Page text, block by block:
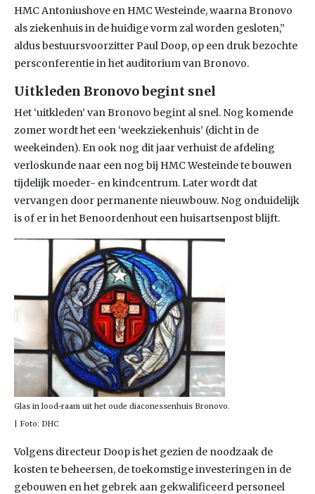
HMC Antoniushove en HMC Westeinde, waarna Bronovo
als ziekenhuis in de huidige vorm zal worden gesloten,”
aldus bestuursvoorzitter Paul Doop, op een druk bezochte
persconferentie in het auditorium van Bronovo.
Uitkleden Bronovo begint snel
Het ‘uitkleden’ van Bronovo begint al snel. Nog komende
zomer wordt het een ‘weekziekenhuis’ (dicht in de
weekeinden). En ook nog dit jaar verhuist de afdeling
verloskunde naar een nog bij HMC Westeinde te bouwen
tijdelijk moeder- en kindcentrum. Later wordt dat
vervangen door permanente nieuwbouw. Nog onduidelijk
is of er in het Benoordenhout een huisartsenpost blijft.
Glas in lood-raam uit het oude diaconessenhuis Bronovo.
| Foto: DHC
Volgens directeur Doop is het gezien de noodzaak de
kosten te beheersen, de toekomstige investeringen in de
gebouwen en het gebrek aan gekwalificeerd personeel